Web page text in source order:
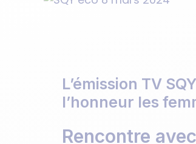
L’émission TV
l’honneur les
Rencontre